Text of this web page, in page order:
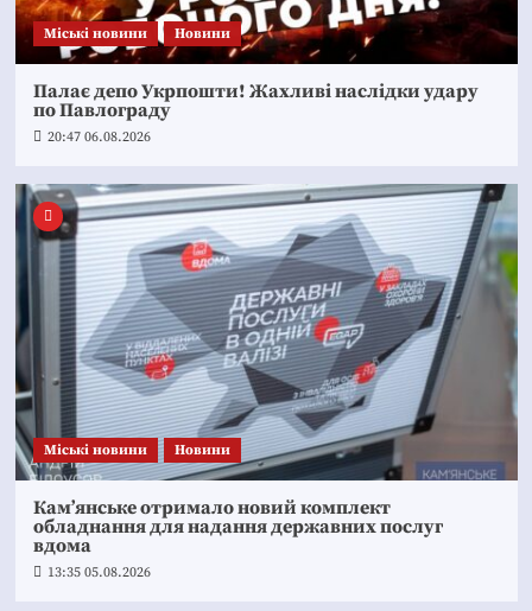
Mіські новини Новини
Палає депо Укрпошти! Жахливі наслідки удару
по Павлограду
20:47 06.08.2026
Mіські новини Новини
Кам’янське отримало новий комплект
обладнання для надання державних послуг
вдома
13:35 05.08.2026